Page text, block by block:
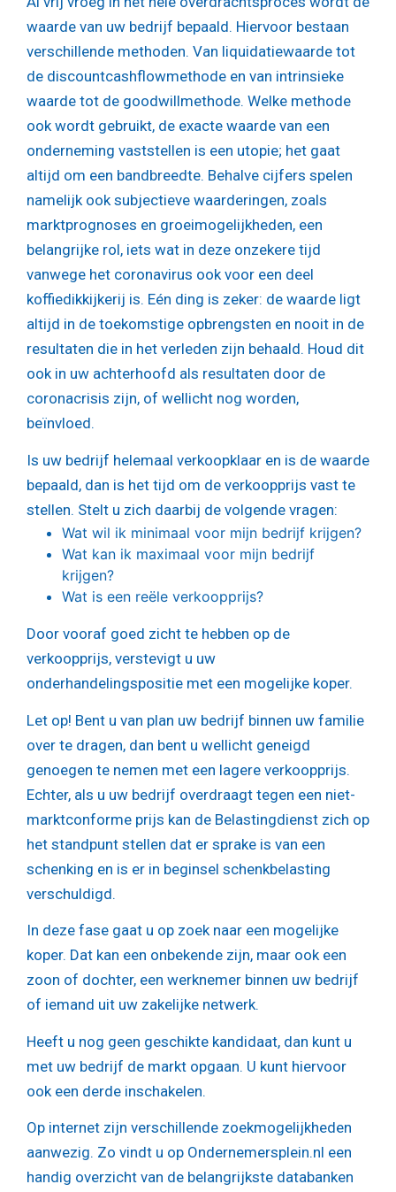
waarde van uw bedrijf bepaald. Hiervoor bestaan
verschillende methoden. Van liquidatiewaarde tot
de discountcashflowmethode en van intrinsieke
waarde tot de goodwillmethode. Welke methode
ook wordt gebruikt, de exacte waarde van een
onderneming vaststellen is een utopie; het gaat
altijd om een bandbreedte. Behalve cijfers spelen
namelijk ook subjectieve waarderingen, zoals
marktprognoses en groeimogelijkheden, een
belangrijke rol, iets wat in deze onzekere tijd
vanwege het coronavirus ook voor een deel
koffiedikkijkerij is. Eén ding is zeker: de waarde ligt
altijd in de toekomstige opbrengsten en nooit in de
resultaten die in het verleden zijn behaald. Houd dit
ook in uw achterhoofd als resultaten door de
coronacrisis zijn, of wellicht nog worden,
beïnvloed.
Is uw bedrijf helemaal verkoopklaar en is de waarde
bepaald, dan is het tijd om de verkoopprijs vast te
stellen. Stelt u zich daarbij de volgende vragen:
Wat wil ik minimaal voor mijn bedrijf krijgen?
Wat kan ik maximaal voor mijn bedrijf
krijgen?
Wat is een reële verkoopprijs?
Door vooraf goed zicht te hebben op de
verkoopprijs, verstevigt u uw
onderhandelingspositie met een mogelijke koper.
Let op! Bent u van plan uw bedrijf binnen uw familie
over te dragen, dan bent u wellicht geneigd
genoegen te nemen met een lagere verkoopprijs.
Echter, als u uw bedrijf overdraagt tegen een niet-
marktconforme prijs kan de Belastingdienst zich op
het standpunt stellen dat er sprake is van een
schenking en is er in beginsel schenkbelasting
verschuldigd.
In deze fase gaat u op zoek naar een mogelijke
koper. Dat kan een onbekende zijn, maar ook een
zoon of dochter, een werknemer binnen uw bedrijf
of iemand uit uw zakelijke netwerk.
Heeft u nog geen geschikte kandidaat, dan kunt u
met uw bedrijf de markt opgaan. U kunt hiervoor
ook een derde inschakelen.
Op internet zijn verschillende zoekmogelijkheden
aanwezig. Zo vindt u op Ondernemersplein.nl een
handig overzicht van de belangrijkste databanken